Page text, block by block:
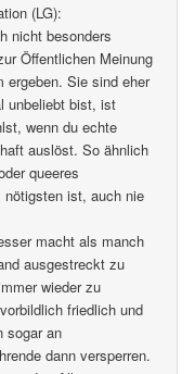
(LG):
nicht besonders
Öffentlichen Meinung
ergeben. Sie sind eher
unbeliebt bist, ist
wenn du echte
auslöst. So ähnlich
queeres
nötigsten ist, auch nie
macht als manch
ausgestreckt zu
wieder zu
friedlich und
sogar an
dann versperren.